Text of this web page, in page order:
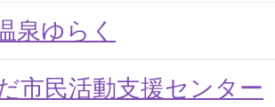
泉ゆらく
市民活動支援センター